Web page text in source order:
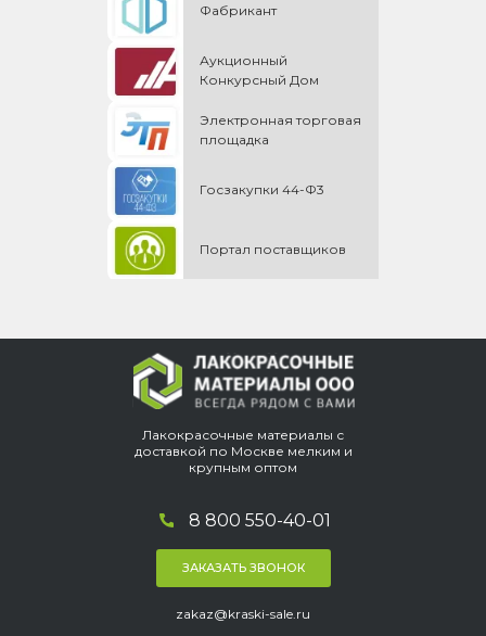
Фабрикант
Аукционный
Конкурсный Дом
Электронная торговая
площадка
Госзакупки 44-Ф3
Портал поставщиков
Лакокрасочные материалы с
доставкой по Москве мелким и
крупным оптом
8 800 550-40-01
ЗАКАЗАТЬ ЗВОНОК
zakaz@kraski-sale.ru